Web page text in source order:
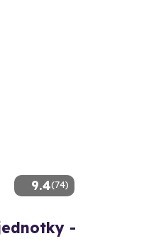
9.4(74)
-